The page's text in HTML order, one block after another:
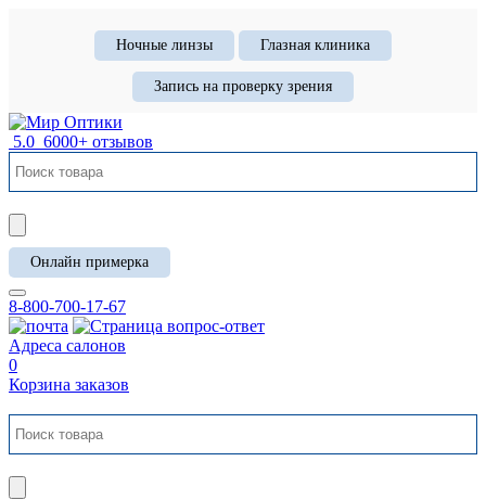
Ночные линзы Глазная клиника
Запись на проверку зрения
5.0 6000+ отзывов
Онлайн примерка
8-800-700-17-67
Адреса салонов
0
Корзина заказов